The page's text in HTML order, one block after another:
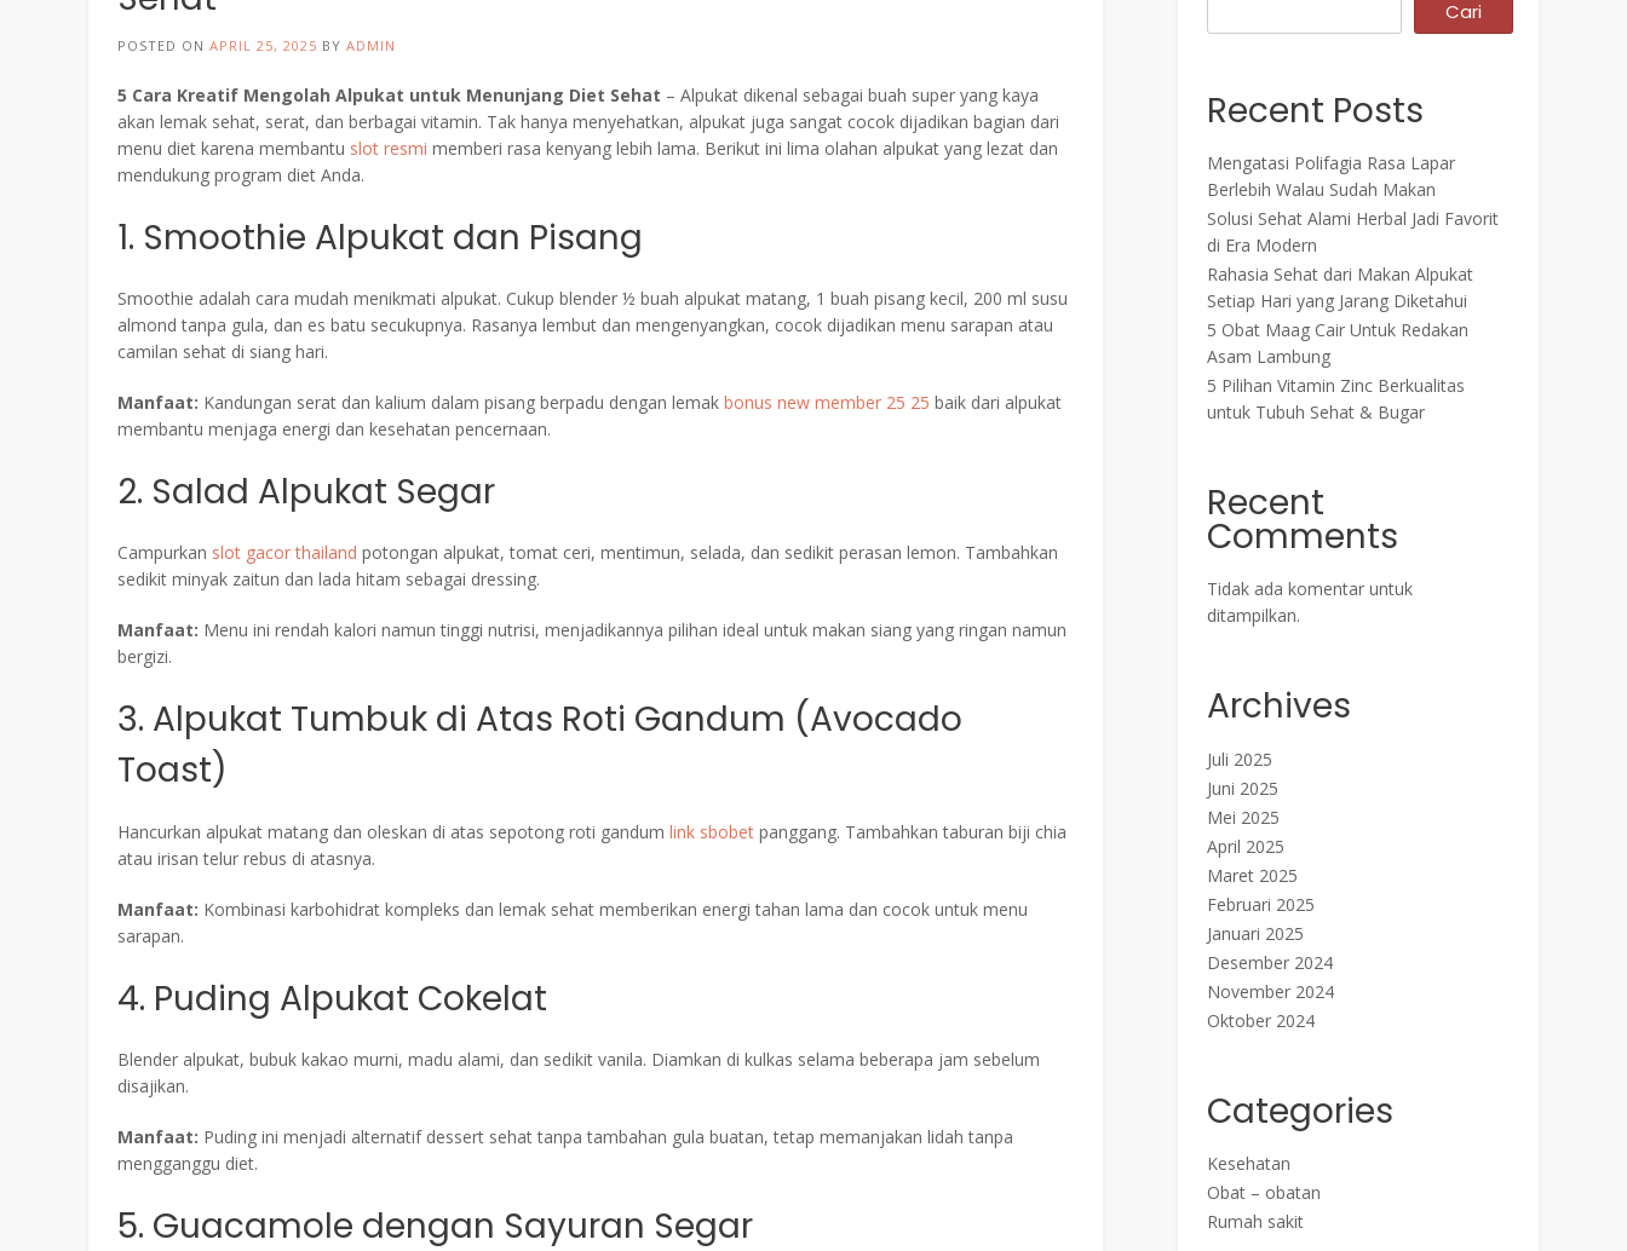
POSTED ON APRIL 25, 2025 BY ADMIN
5 Cara Kreatif Mengolah Alpukat untuk Menunjang Diet Sehat – Alpukat dikenal sebagai buah super yang kaya
akan lemak sehat, serat, dan berbagai vitamin. Tak hanya menyehatkan, alpukat juga sangat cocok dijadikan bagian dari
menu diet karena membantu slot resmi memberi rasa kenyang lebih lama. Berikut ini lima olahan alpukat yang lezat dan
mendukung program diet Anda.
1. Smoothie Alpukat dan Pisang
Smoothie adalah cara mudah menikmati alpukat. Cukup blender ½ buah alpukat matang, 1 buah pisang kecil, 200 ml susu
almond tanpa gula, dan es batu secukupnya. Rasanya lembut dan mengenyangkan, cocok dijadikan menu sarapan atau
camilan sehat di siang hari.
Manfaat: Kandungan serat dan kalium dalam pisang berpadu dengan lemak bonus new member 25 25 baik dari alpukat
membantu menjaga energi dan kesehatan pencernaan.
2. Salad Alpukat Segar
Campurkan slot gacor thailand potongan alpukat, tomat ceri, mentimun, selada, dan sedikit perasan lemon. Tambahkan
sedikit minyak zaitun dan lada hitam sebagai dressing.
Manfaat: Menu ini rendah kalori namun tinggi nutrisi, menjadikannya pilihan ideal untuk makan siang yang ringan namun
bergizi.
3. Alpukat Tumbuk di Atas Roti Gandum (Avocado
Toast)
Hancurkan alpukat matang dan oleskan di atas sepotong roti gandum link sbobet panggang. Tambahkan taburan biji chia
atau irisan telur rebus di atasnya.
Manfaat: Kombinasi karbohidrat kompleks dan lemak sehat memberikan energi tahan lama dan cocok untuk menu
sarapan.
4. Puding Alpukat Cokelat
Blender alpukat, bubuk kakao murni, madu alami, dan sedikit vanila. Diamkan di kulkas selama beberapa jam sebelum
disajikan.
Manfaat: Puding ini menjadi alternatif dessert sehat tanpa tambahan gula buatan, tetap memanjakan lidah tanpa
mengganggu diet.
5. Guacamole dengan Sayuran Segar
Cari
Recent Posts
Mengatasi Polifagia Rasa Lapar
Berlebih Walau Sudah Makan
Solusi Sehat Alami Herbal Jadi Favorit
di Era Modern
Rahasia Sehat dari Makan Alpukat
Setiap Hari yang Jarang Diketahui
5 Obat Maag Cair Untuk Redakan
Asam Lambung
5 Pilihan Vitamin Zinc Berkualitas
untuk Tubuh Sehat & Bugar
Recent
Comments
Tidak ada komentar untuk
ditampilkan.
Archives
Juli 2025
Juni 2025
Mei 2025
April 2025
Maret 2025
Februari 2025
Januari 2025
Desember 2024
November 2024
Oktober 2024
Categories
Kesehatan
Obat – obatan
Rumah sakit